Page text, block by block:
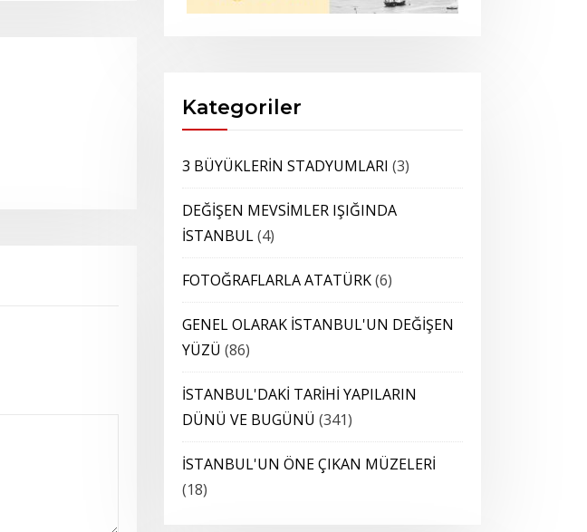
Kategoriler
3 BÜYÜKLERİN STADYUMLARI (3)
DEĞİŞEN MEVSİMLER IŞIĞINDA
İSTANBUL(4)
FOTOĞRAFLARLA ATATÜRK(6)
GENEL OLARAK İSTANBUL'UN DEĞİŞEN
YÜZÜ (86)
İSTANBUL'DAKİ TARİHİ YAPILARIN
DÜNÜ VE BUGÜNÜ (341)
İSTANBUL'UN ÖNE ÇIKAN MÜZELERİ
(18)